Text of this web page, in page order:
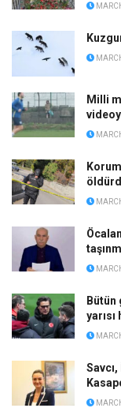
Milli
Bütün